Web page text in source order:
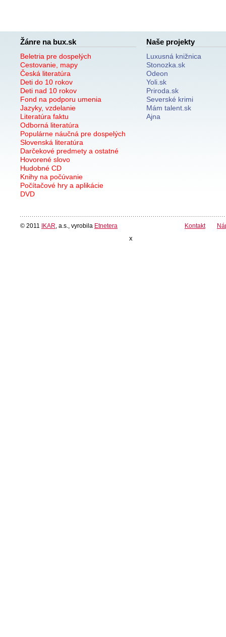
Žánre na bux.sk
Beletria pre dospelých
Cestovanie, mapy
Česká literatúra
Deti do 10 rokov
Deti nad 10 rokov
Fond na podporu umenia
Jazyky, vzdelanie
Literatúra faktu
Odborná literatúra
Populárne náučná pre dospelých
Slovenská literatúra
Darčekové predmety a ostatné
Hovorené slovo
Hudobné CD
Knihy na počúvanie
Počítačové hry a aplikácie
DVD
Naše projekty
Luxusná knižnica
Stonozka.sk
Odeon
Yoli.sk
Priroda.sk
Severské krimi
Mám talent.sk
Ajna
© 2011 IKAR , a.s., vyrobila Etnetera Kontakt
x